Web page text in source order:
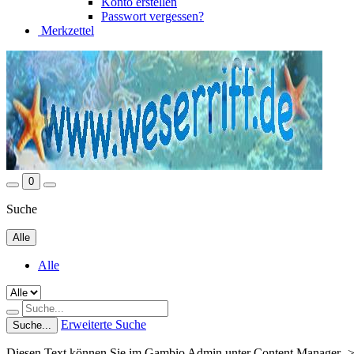
Passwort vergessen?
Merkzettel
0
Suche
Alle
Alle
Suche... Erweiterte Suche